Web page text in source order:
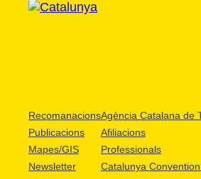
Recomanacions
Publicacions
Mapes/GIS
Newsletter
Agència Catalana de
Afiliacions
Professionals
Catalunya